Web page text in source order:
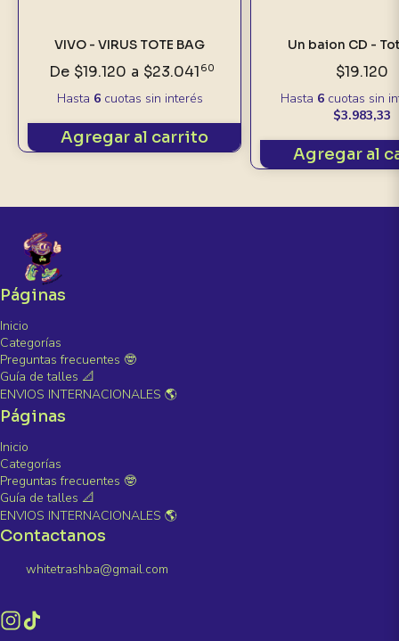
VIVO - VIRUS TOTE BAG
De $19.120 a $23.041 60
Hasta 6cuotas sin interés
Agregar al carrito
Un baion CD -
$19.120
Hasta 6cuotas sin
$3.983,33
Agregar al
Páginas
Inicio
Categorías
Preguntas frecuentes 🤓
Guía de talles 📐
ENVIOS INTERNACIONALES 🌎
Páginas
Inicio
Categorías
Preguntas frecuentes 🤓
Guía de talles 📐
ENVIOS INTERNACIONALES 🌎
Contactanos
whitetrashba@gmail.com